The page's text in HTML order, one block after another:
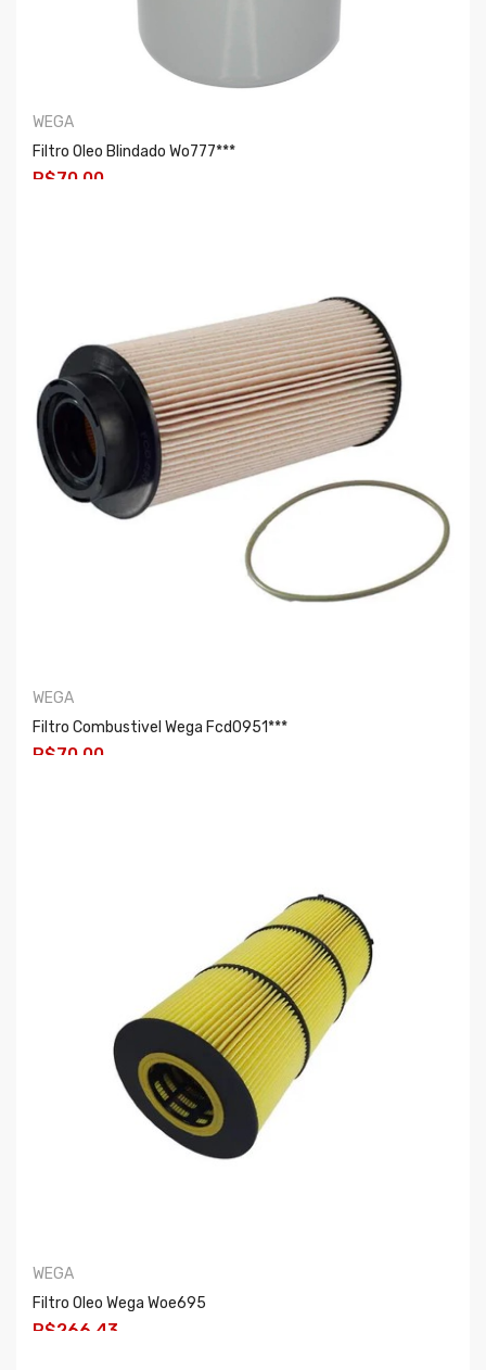
WEGA
Filtro Oleo Blindado Wo777***
R$70,00
WEGA
Filtro Combustivel Wega Fcd0951***
R$70,00
WEGA
Filtro Oleo Wega Woe695
R$266,43